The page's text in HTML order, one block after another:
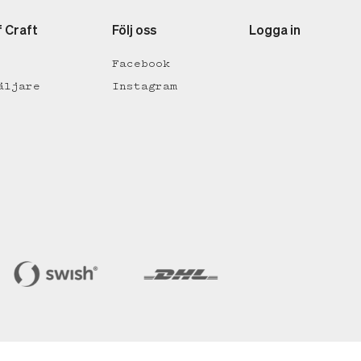
Craft Följ oss
Facebook
Instagram
Logga in